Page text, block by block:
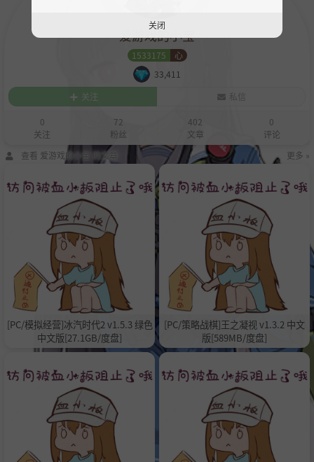
爱游戏的小宝
1533175
心
33,411
关注
私信
0
关注
72
粉丝
402
文章
0
评论
查看 爱游戏的小宝 的文章
更多 »
[PC/模拟经营]冰汽时代2 v1.5.3 绿色
中文版[27.1GB/度盘]
[PC/策略战棋]王之凝视 v1.3.2 中文
版[589MB/度盘]
关闭